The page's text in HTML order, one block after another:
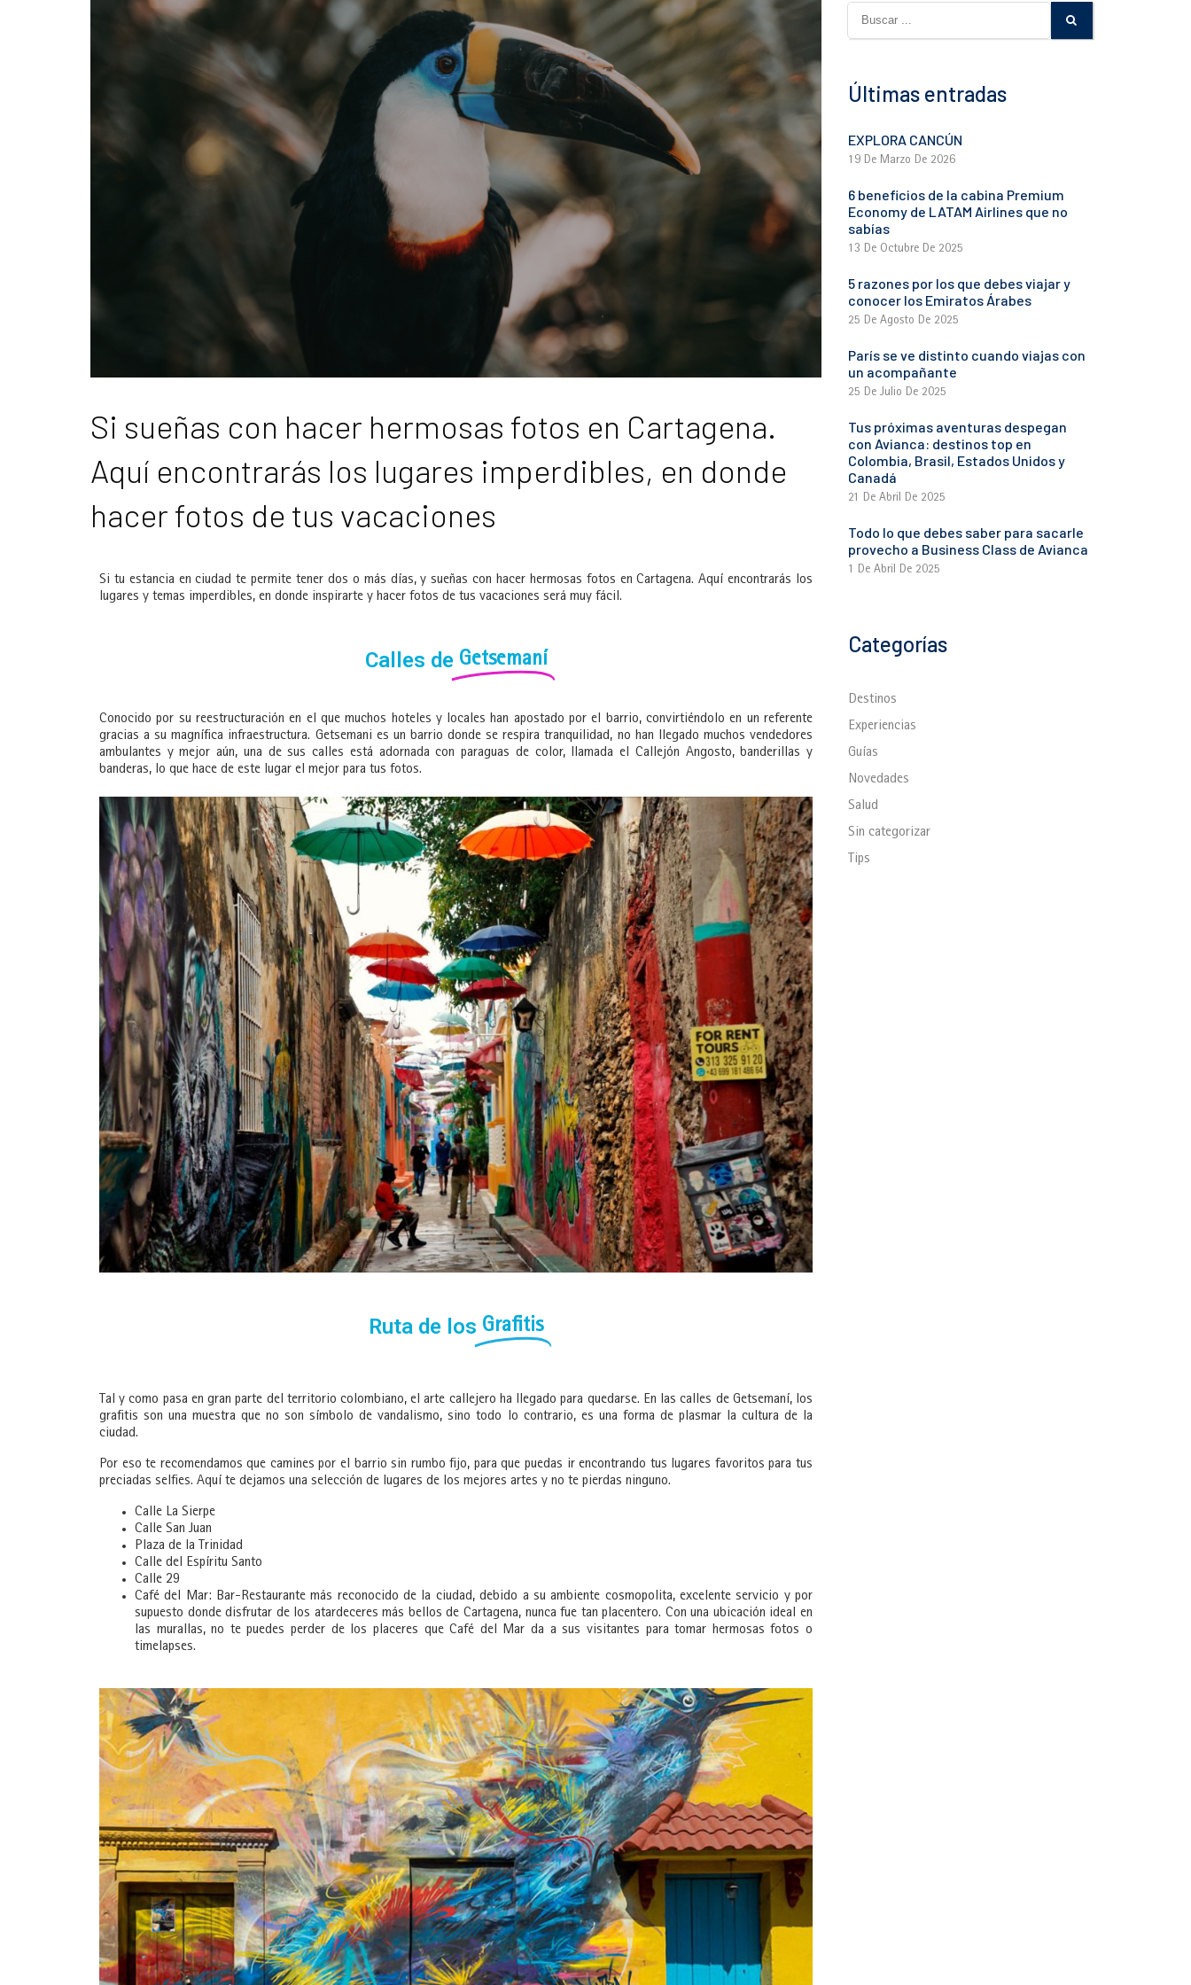
Si sueñas con hacer hermosas fotos en Cartagena.
Aquí encontrarás los lugares imperdibles, en donde
hacer fotos de tus vacaciones
Si tu estancia en ciudad te permite tener dos o más días, y sueñas con hacer hermosas fotos en Cartagena. Aquí encontrarás los
lugares y temas imperdibles, en donde inspirarte y hacer fotos de tus vacaciones será muy fácil.
Calles de Getsemaní
Conocido por su reestructuración en el que muchos hoteles y locales han apostado por el barrio, convirtiéndolo en un referente
gracias a su magnífica infraestructura. Getsemani es un barrio donde se respira tranquilidad, no han llegado muchos vendedores
ambulantes y mejor aún, una de sus calles está adornada con paraguas de color, llamada el Callejón Angosto, banderillas y
banderas, lo que hace de este lugar el mejor para tus fotos.
Ruta de los Grafitis
Tal y como pasa en gran parte del territorio colombiano, el arte callejero ha llegado para quedarse. En las calles de Getsemaní, los
grafitis son una muestra que no son símbolo de vandalismo, sino todo lo contrario, es una forma de plasmar la cultura de la
ciudad.
Por eso te recomendamos que camines por el barrio sin rumbo fijo, para que puedas ir encontrando tus lugares favoritos para tus
preciadas selfies. Aquí te dejamos una selección de lugares de los mejores artes y no te pierdas ninguno.
Calle La Sierpe
Calle San Juan
Plaza de la Trinidad
Calle del Espíritu Santo
Calle 29
Café del Mar: Bar-Restaurante más reconocido de la ciudad, debido a su ambiente cosmopolita, excelente servicio y por
supuesto donde disfrutar de los atardeceres más bellos de Cartagena, nunca fue tan placentero. Con una ubicación ideal en
las murallas, no te puedes perder de los placeres que Café del Mar da a sus visitantes para tomar hermosas fotos o
timelapses.
Últimas entradas
EXPLORA CANCÚN
19 De Marzo De 2026
6 beneficios de la cabina Premium
Economy de LATAM Airlines que no
sabías
13 De Octubre De 2025
5 razones por los que debes viajar y
conocer los Emiratos Árabes
25 De Agosto De 2025
París se ve distinto cuando viajas con
un acompañante
25 De Julio De 2025
Tus próximas aventuras despegan
con Avianca: destinos top en
Colombia, Brasil, Estados Unidos y
Canadá
21 De Abril De 2025
Todo lo que debes saber para sacarle
provecho a Business Class de Avianca
1 De Abril De 2025
Categorías
Destinos
Experiencias
Guías
Novedades
Salud
Sin categorizar
Tips